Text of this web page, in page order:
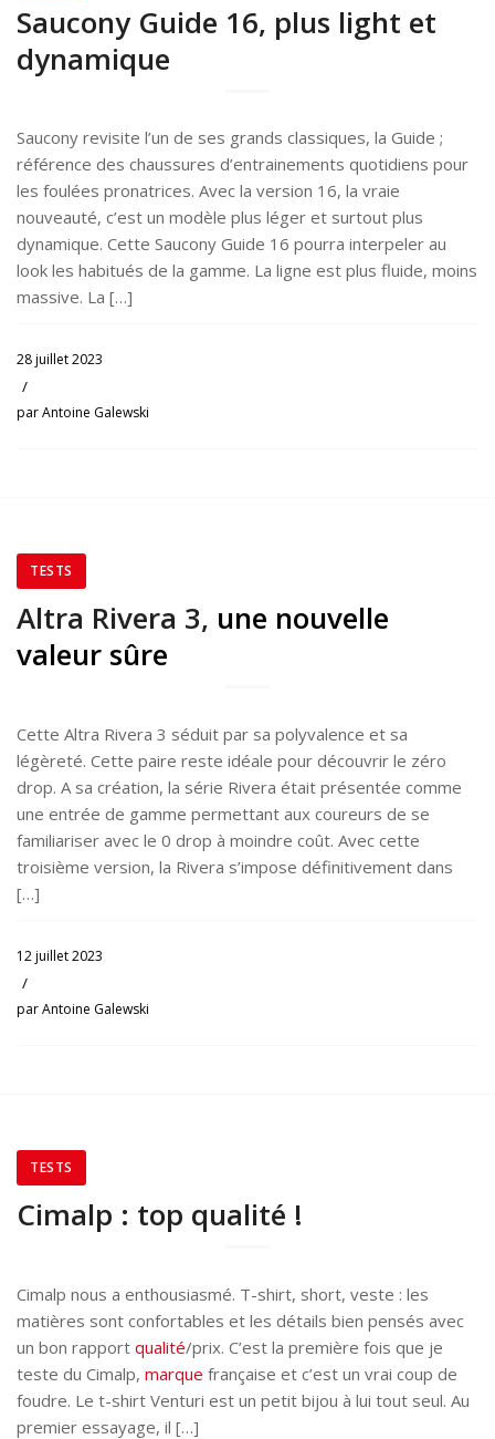
Saucony Guide 16, plus light et
dynamique
Saucony revisite l’un de ses grands classiques, la Guide ;
référence des chaussures d’entrainements quotidiens pour
les foulées pronatrices. Avec la version 16, la vraie
nouveauté, c’est un modèle plus léger et surtout plus
dynamique. Cette Saucony Guide 16 pourra interpeler au
look les habitués de la gamme. La ligne est plus fluide, moins
massive. La […]
28 juillet 2023
/
parAntoine Galewski
TESTS
Altra Rivera 3, une nouvelle
valeur sûre
Cette Altra Rivera 3 séduit par sa polyvalence et sa
légèreté. Cette paire reste idéale pour découvrir le zéro
drop. A sa création, la série Rivera était présentée comme
une entrée de gamme permettant aux coureurs de se
familiariser avec le 0 drop à moindre coût. Avec cette
troisième version, la Rivera s’impose définitivement dans
[…]
12 juillet 2023
/
parAntoine Galewski
TESTS
Cimalp : top qualité !
Cimalp nous a enthousiasmé. T-shirt, short, veste : les
matières sont confortables et les détails bien pensés avec
un bon rapport qualité/prix. C’est la première fois que je
teste du Cimalp, marque française et c’est un vrai coup de
foudre. Le t-shirt Venturi est un petit bijou à lui tout seul. Au
premier essayage, il […]